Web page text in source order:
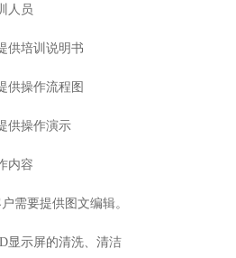
人员
供培训说明书
供操作流程图
供操作演示
内容
需要提供图文编辑。
显示屏的清洗、清洁